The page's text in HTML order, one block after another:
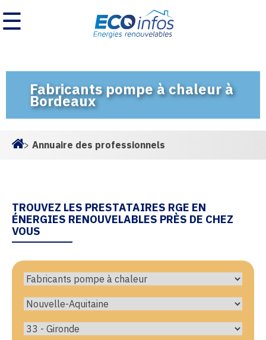
☰
Fabricants pompe à chaleur à
Bordeaux
> Annuaire des professionnels
TROUVEZ LES PRESTATAIRES RGE EN
ÉNERGIES RENOUVELABLES PRÈS DE CHEZ
VOUS